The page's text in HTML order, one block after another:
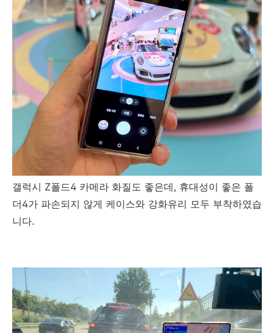
갤럭시 Z폴드4 카메라 화질도 좋은데, 휴대성이 좋은 폴
더4가 파손되지 않게 케이스와 강화유리 모두 부착하였습
니다.